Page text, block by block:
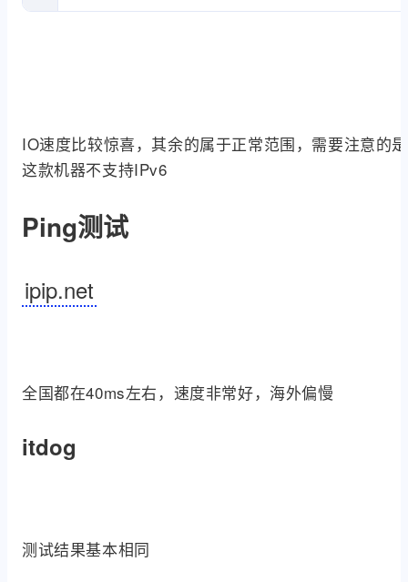
IO速度比较惊喜，其余的属于正常范围，需要注意的是
这款机器不支持IPv6
Ping测试
ipip.net
全国都在40ms左右，速度非常好，海外偏慢
itdog
测试结果基本相同